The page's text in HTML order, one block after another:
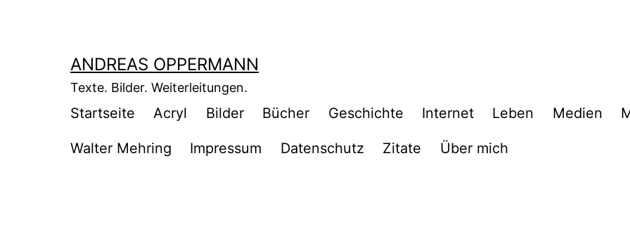
ANDREAS OPPERMANN
Texte. Bilder. Weiterleitungen.
Startseite Acryl Bilder Bücher Geschichte Internet Leben Medien
Walter Mehring Impressum Datenschutz Zitate Über mich